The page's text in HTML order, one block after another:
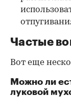
Частые
Вот еще
Можно ли
луковой